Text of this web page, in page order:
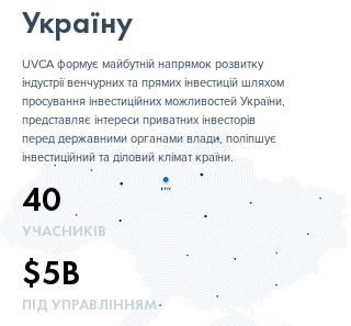
Україну
UVCA формує майбутній напрямок розвитку
індустрії венчурних та прямих інвестицій шляхом
просування інвестиційних можливостей України,
представляє інтереси приватних інвесторів
перед державними органами влади, поліпшує
інвестиційний та діловий клімат країни.
40
УЧАСНИКІВ
$5B
ПІД УПРАВЛІННЯМ